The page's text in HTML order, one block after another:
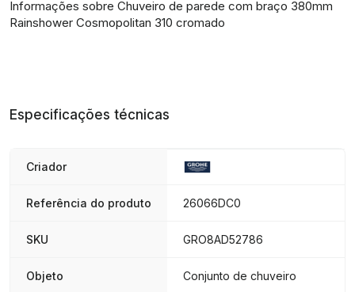
Informações sobre Chuveiro de parede com braço 380mm
Rainshower Cosmopolitan 310 cromado
Especificações técnicas
Criador
Referência do produto 26066DC0
SKU GRO8AD52786
Objeto Conjunto de chuveiro